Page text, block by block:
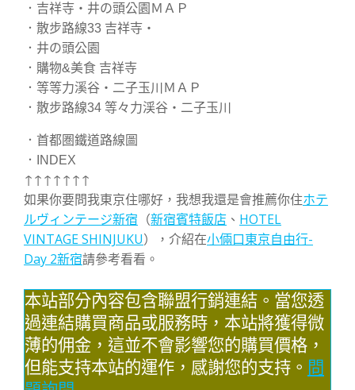
．吉祥寺・井の頭公園ＭＡＰ
．散步路線33 吉祥寺・
．井の頭公園
．購物&美食 吉祥寺
．等等力溪谷・二子玉川ＭＡＰ
．散步路線34 等々力渓谷・二子玉川
．首都圏鐵道路線圖
．INDEX
↑↑↑↑↑↑↑
如果你要問我東京住哪好，我想我還是會推薦你住ホテ
ルヴィンテージ新宿 （新宿賓特飯店 、 HOTEL
VINTAGE SHINJUKU），介紹在小倆口東京自由行-
Day 2新宿請參考看看。
本站部分內容包含聯盟行銷連結。當您透
過連結購買商品或服務時，本站將獲得微
薄的佣金，這並不會影響您的購買價格，
但能支持本站的運作，感謝您的支持。 問